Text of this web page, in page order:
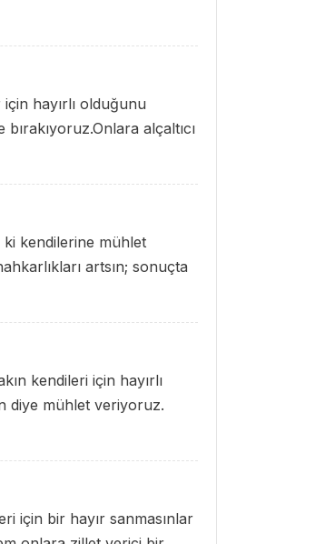
için hayırlı olduğunu
bırakıyoruz.Onlara alçaltıcı
ki kendilerine mühlet
artsın; sonuçta
kendileri için hayırlı
diye mühlet veriyoruz.
için bir hayır sanmasınlar